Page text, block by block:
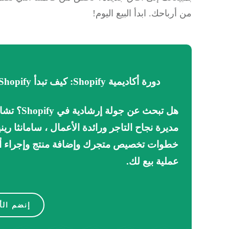
من أرباحك. ابدأ البيع اليوم!
دورة أكاديمية Shopify: كيف تبدأ Shopify
هل تبحث عن جولة إرشادية في Shopify؟
مديرة نجاح التاجر ورائدة الأعمال ، سامانثا
خطوات تخصيص متجرك وإضافة منتج وإجراء
عملية بيع لك.
إنضم